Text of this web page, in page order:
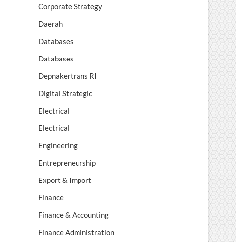
Corporate Strategy
Daerah
Databases
Databases
Depnakertrans RI
Digital Strategic
Electrical
Electrical
Engineering
Entrepreneurship
Export & Import
Finance
Finance & Accounting
Finance Administration